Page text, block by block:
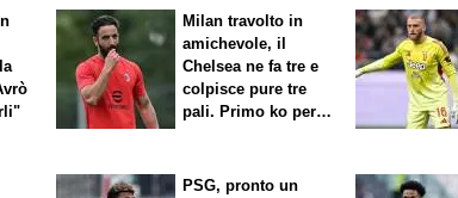
Milan travolto in
amichevole, il
Chelsea ne fa tre e
colpisce pure tre
pali. Primo ko per
PSG, pronto un